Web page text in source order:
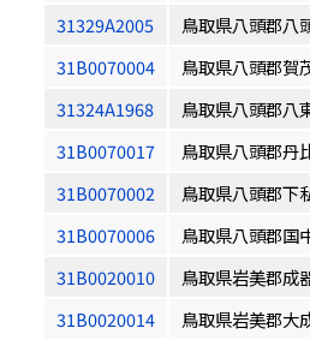
31329A2005
鳥取県八頭郡八
31B0070004
鳥取県八頭郡賀
31324A1968
鳥取県八頭郡八
31B0070017
鳥取県八頭郡丹
31B0070002
鳥取県八頭郡下
31B0070006
鳥取県八頭郡国
31B0020010
鳥取県岩美郡成
31B0020014
鳥取県岩美郡大